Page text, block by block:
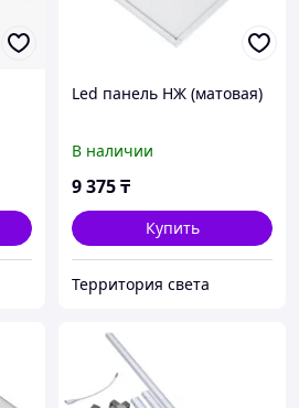
Led панель НЖ (матовая)
В наличии
9 375₸
Купить
Территория света